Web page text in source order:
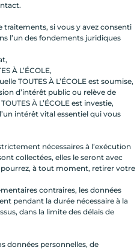
traitements, si vous y avez consenti
l’un des fondements juridiques
À L’ÉCOLE,
TOUTES À L’ÉCOLE est soumise,
d’intérêt public ou relève de
À L’ÉCOLE est investie,
intérêt vital essentiel qui vous
nécessaires à l’exécution
collectées, elles le seront avec
à tout moment, retirer votre
contraires, les données
pendant la durée nécessaire à la
dans la limite des délais de
données personnelles, de